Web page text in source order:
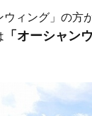
ウィング」の方
「オーシャン